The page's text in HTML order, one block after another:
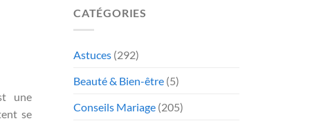
une
se
CATÉGORIES
Astuces (292)
Beauté & Bien-être (5)
Conseils Mariage (205)